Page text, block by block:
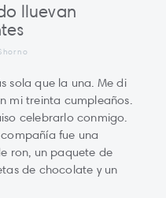
lluevan
sola que la una. Me di
mi treinta cumpleaños.
celebrarlo conmigo.
fue una
ron, un paquete de
de chocolate y un